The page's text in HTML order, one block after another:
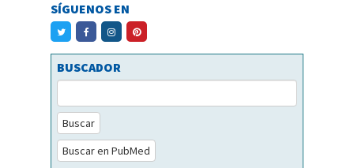
SÍGUENOS EN
BUSCADOR
Buscar
Buscar en PubMed